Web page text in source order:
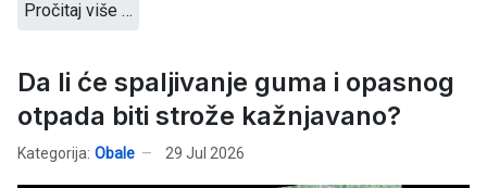
Pročitaj više …
Da li će spaljivanje guma i opasnog
otpada biti strože kažnjavano?
Kategorija: Obale 29 Jul 2026